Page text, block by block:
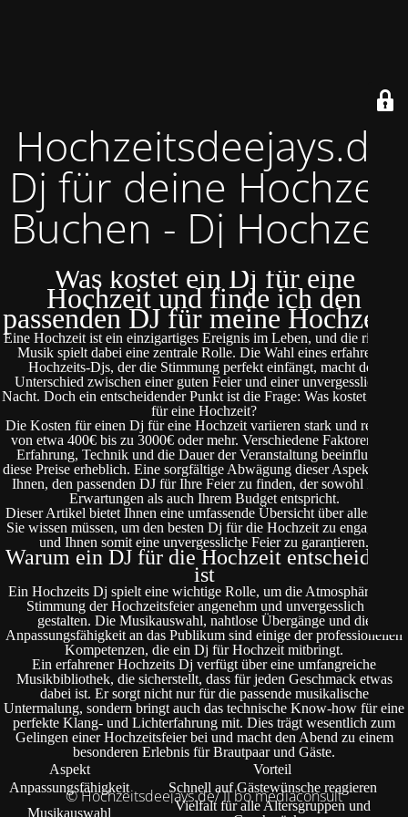
Hochzeitsdeejays.de
Dj für deine Hochzeit
Buchen - Dj Hochzeit
Was kostet ein Dj für eine
Hochzeit und finde ich den
passenden DJ für meine Hochzeit?
Eine Hochzeit ist ein einzigartiges Ereignis im Leben, und die richtige
Musik spielt dabei eine zentrale Rolle. Die Wahl eines erfahrenen
Hochzeits-Djs, der die Stimmung perfekt einfängt, macht den
Unterschied zwischen einer guten Feier und einer unvergesslichen
Nacht. Doch ein entscheidender Punkt ist die Frage: Was kostet ein DJ
für eine Hochzeit?
Die Kosten für einen Dj für eine Hochzeit variieren stark und reichen
von etwa 400€ bis zu 3000€ oder mehr. Verschiedene Faktoren wie
Erfahrung, Technik und die Dauer der Veranstaltung beeinflussen
diese Preise erheblich. Eine sorgfältige Abwägung dieser Aspekte hilft
Ihnen, den passenden DJ für Ihre Feier zu finden, der sowohl Ihren
Erwartungen als auch Ihrem Budget entspricht.
Dieser Artikel bietet Ihnen eine umfassende Übersicht über alles, was
Sie wissen müssen, um den besten Dj für die Hochzeit zu engagieren
und Ihnen somit eine unvergessliche Feier zu garantieren.
Warum ein DJ für die Hochzeit entscheidend
ist
Ein Hochzeits Dj spielt eine wichtige Rolle, um die Atmosphäre und
Stimmung der Hochzeitsfeier angenehm und unvergesslich zu
gestalten. Die Musikauswahl, nahtlose Übergänge und die
Anpassungsfähigkeit an das Publikum sind einige der professionellen
Kompetenzen, die ein Dj für Hochzeit mitbringt.
Ein erfahrener Hochzeits Dj verfügt über eine umfangreiche
Musikbibliothek, die sicherstellt, dass für jeden Geschmack etwas
dabei ist. Er sorgt nicht nur für die passende musikalische
Untermalung, sondern bringt auch das technische Know-how für eine
perfekte Klang- und Lichterfahrung mit. Dies trägt wesentlich zum
Gelingen einer Hochzeitsfeier bei und macht den Abend zu einem
besonderen Erlebnis für Brautpaar und Gäste.
Aspekt
Vorteil
Anpassungsfähigkeit
Schnell auf Gästewünsche reagieren
Musikauswahl
Vielfalt für alle Altersgruppen und
© Hochzeitsdeejays.de/ II bo mediaconsult